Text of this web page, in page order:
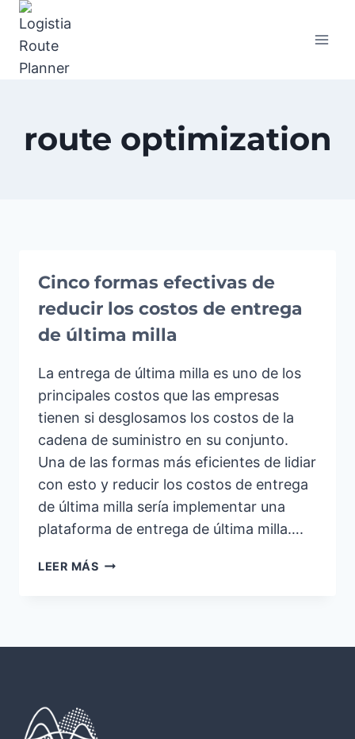
Saltar
contenido
route optimization
Cinco formas efectivas de
reducir los costos de entrega
de última milla
La entrega de última milla es uno de los
principales costos que las empresas
tienen si desglosamos los costos de la
cadena de suministro en su conjunto.
Una de las formas más eficientes de lidiar
con esto y reducir los costos de entrega
de última milla sería implementar una
plataforma de entrega de última milla….
LEER MÁS CINCO